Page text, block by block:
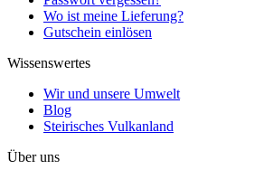
Wo ist meine Lieferung?
Gutschein einlösen
Wissenswertes
Wir und unsere Umwelt
Blog
Steirisches Vulkanland
Über uns